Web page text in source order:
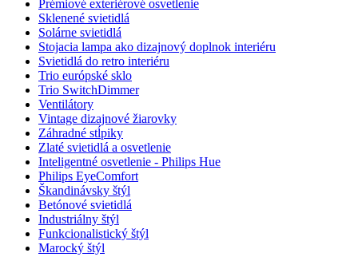
Prémiové exteriérové osvetlenie
Sklenené svietidlá
Solárne svietidlá
Stojacia lampa ako dizajnový doplnok interiéru
Svietidlá do retro interiéru
Trio európské sklo
Trio SwitchDimmer
Ventilátory
Vintage dizajnové žiarovky
Záhradné stĺpiky
Zlaté svietidlá a osvetlenie
Inteligentné osvetlenie - Philips Hue
Philips EyeComfort
Škandinávsky štýl
Betónové svietidlá
Industriálny štýl
Funkcionalistický štýl
Marocký štýl